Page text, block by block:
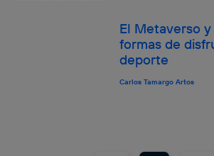
El Metaverso
formas de
deporte
Carlos Tamargo Artos